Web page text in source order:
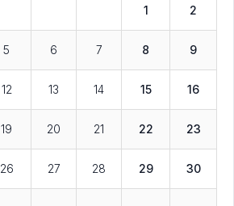
1 2
5 6 7 8 9
12 13 14 15 16
19 20 21 22 23
26 27 28 29 30